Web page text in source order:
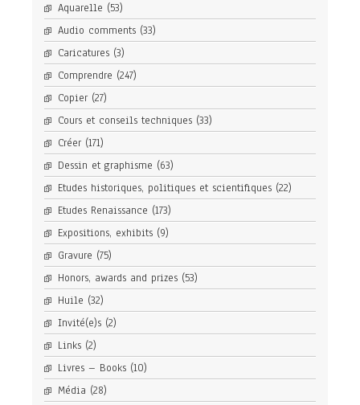
Aquarelle (53)
Audio comments (33)
Caricatures (3)
Comprendre (247)
Copier (27)
Cours et conseils techniques (33)
Créer (171)
Dessin et graphisme (63)
Etudes historiques, politiques et scientifiques (22)
Etudes Renaissance (173)
Expositions, exhibits (9)
Gravure (75)
Honors, awards and prizes (53)
Huile (32)
Invité(e)s (2)
Links (2)
Livres – Books (10)
Média (28)